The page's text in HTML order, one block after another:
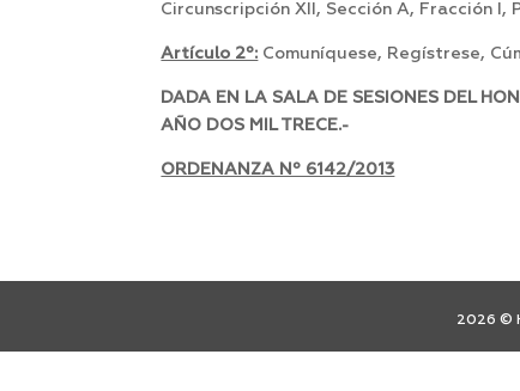
Circunscripción XII, Sección A, Fracción
Artículo 2º: Comuníquese, Regístrese,
DADA EN LA SALA DE SESIONES DEL
AÑO DOS MIL TRECE.-
ORDENANZA Nº 6142/2013
2026 ©